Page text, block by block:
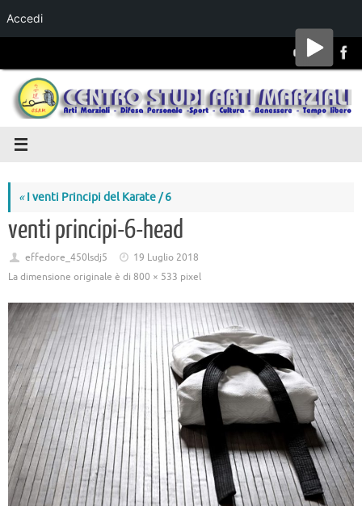
Accedi
Salta al
«I venti Principi del Karate / 6
venti principi-6-head
effedore_450lsdj5
19 Luglio 2018
La dimensione originale è di 800 × 533 pixel